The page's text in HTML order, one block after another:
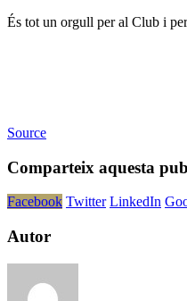
És tot un orgull per al Club i
Source
Comparteix aquesta
Facebook Twitter LinkedIn
Autor